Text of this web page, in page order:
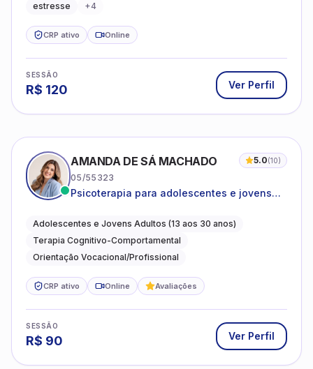
estresse
+4
CRP ativo Online
SESSÃO
R$ 120 Ver Perfil
AMANDA DE SÁ MACHADO 5.0(10)
05/55323
Psicoterapia para adolescentes e jovens
autoestima, relações e orientação
profissional
Adolescentes e Jovens Adultos (13 aos 30 anos)
Terapia Cognitivo-Comportamental
Orientação Vocacional/Profissional
CRP ativo Online Avaliações
SESSÃO
R$ 90 Ver Perfil